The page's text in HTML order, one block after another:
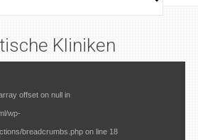
Kliniken
offset on null in
wp-
breadcrumbs.php on line 18